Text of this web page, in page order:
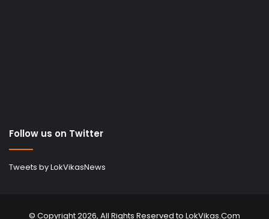
Follow us on Twitter
Tweets by LokVikasNews
© Copyright 2026, All Rights Reserved to LokVikas.Com